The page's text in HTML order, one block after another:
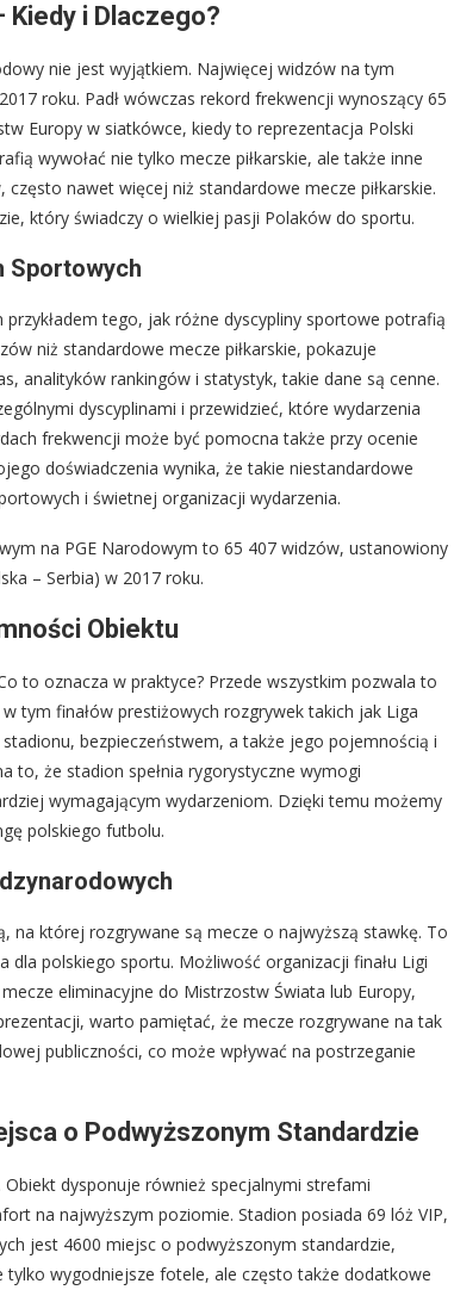
Kiedy i Dlaczego?
nie jest wyjątkiem. Najwięcej widzów na tym
roku. Padł wówczas rekord frekwencji wynoszący 65
Europy w siatkówce, kiedy to reprezentacja Polski
wywołać nie tylko mecze piłkarskie, ale także inne
nawet więcej niż standardowe mecze piłkarskie.
który świadczy o wielkiej pasji Polaków do sportu.
Sportowych
tego, jak różne dyscypliny sportowe potrafią
niż standardowe mecze piłkarskie, pokazuje
analityków rankingów i statystyk, takie dane są cenne.
dyscyplinami i przewidzieć, które wydarzenia
frekwencji może być pomocna także przy ocenie
doświadczenia wynika, że takie niestandardowe
i świetnej organizacji wydarzenia.
na PGE Narodowym to 65 407 widzów, ustanowiony
– Serbia) w 2017 roku.
Obiektu
to oznacza w praktyce? Przede wszystkim pozwala to
tym finałów prestiżowych rozgrywek takich jak Liga
bezpieczeństwem, a także jego pojemnością i
to, że stadion spełnia rygorystyczne wymogi
wymagającym wydarzeniom. Dzięki temu możemy
polskiego futbolu.
na której rozgrywane są mecze o najwyższą stawkę. To
polskiego sportu. Możliwość organizacji finału Ligi
eliminacyjne do Mistrzostw Świata lub Europy,
warto pamiętać, że mecze rozgrywane na tak
publiczności, co może wpływać na postrzeganie
o Podwyższonym Standardzie
dysponuje również specjalnymi strefami
na najwyższym poziomie. Stadion posiada 69 lóż VIP,
jest 4600 miejsc o podwyższonym standardzie,
wygodniejsze fotele, ale często także dodatkowe